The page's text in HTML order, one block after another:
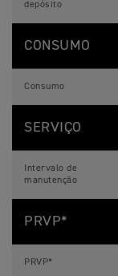
depósito
CONSUMO
Consumo
SERVIÇO
Intervalo de
manutenção
PRVP*
PRVP*